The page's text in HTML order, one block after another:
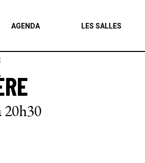
AGENDA LES SALLES
20h30